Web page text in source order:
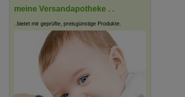
meine Versandapotheke . .
..bietet mir geprüfte, preisgünstige Produkte.